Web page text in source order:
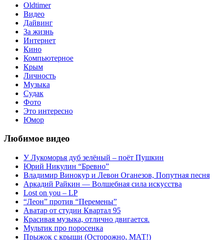
Oldtimer
Видео
Дайвинг
За жизнь
Интернет
Кино
Компьютерное
Крым
Личность
Музыка
Судак
Фото
Это интересно
Юмор
Любимое видео
У Лукоморья дуб зелёный – поёт Пушкин
Юрий Никулин “Бревно”
Владимир Винокур и Левон Оганезов, Попутная песня
Аркадий Райкин — Волшебная сила искусства
Lost on you – LP
“Леон” против “Перемены”
Аватар от студии Квартал 95
Красивая музыка, отлично двигается.
Мультик про поросенка
Прыжок с крыши (Осторожно, МАТ!)